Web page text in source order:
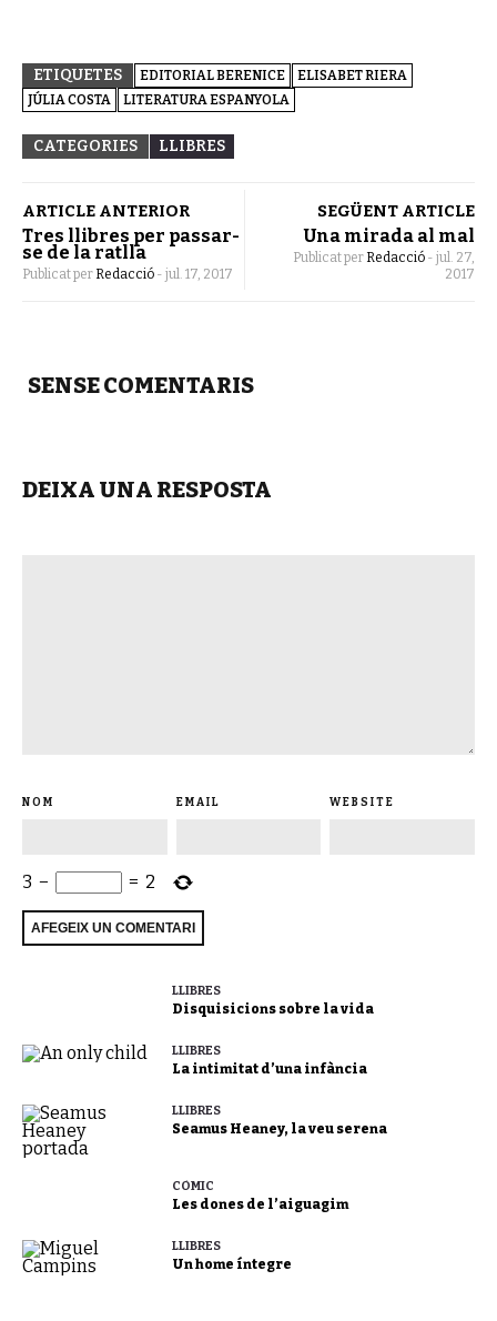
ETIQUETES EDITORIAL BERENICE
ELISABET RIERA
JÚLIA COSTA
LITERATURA ESPANYOLA
CATEGORIES LLIBRES
ARTICLE ANTERIOR
Tres llibres per passar-
se de la ratlla
Publicat per Redacció - jul. 17, 2017
SEGÜENT ARTICLE
Una mirada al mal
Publicat per Redacció - jul. 27,
2017
SENSE COMENTARIS
DEIXA UNA RESPOSTA
NOM EMAIL WEBSITE
3 − = 2
LLIBRES
Disquisicions sobre la vida
LLIBRES
La intimitat d’una infància
LLIBRES
Seamus Heaney, la veu serena
CÒMIC
Les dones de l’aiguagim
LLIBRES
Un home íntegre